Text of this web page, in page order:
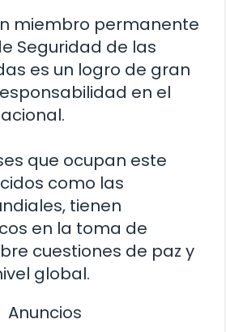
miembro permanente
Seguridad de las
es un logro de gran
en el
que ocupan este
como las
tienen
en la toma de
cuestiones de paz y
global.
Anuncios